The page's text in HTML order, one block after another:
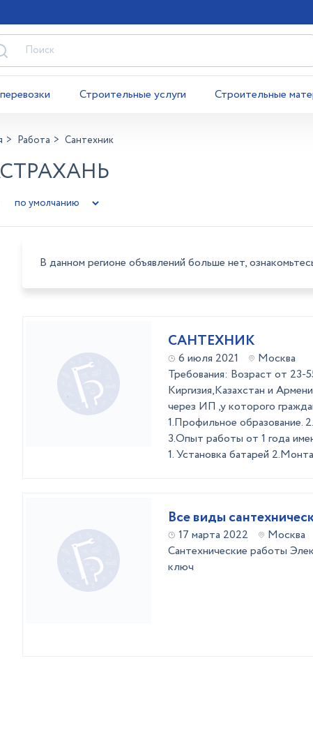
Строительные услуги Строительные
Работа Сантехник
В данном регионе объявлений больше нет,
САНТЕХНИК
6 июля 2021
Москва
Требования: Возраст от
Киргизия,Казахстан и
через ИП ,у которого
1.Профильное образование.
3.Опыт работы от 1 года
1. Установка батарей
Все виды
17 марта 2022
Москва
Сантехнические работы
ключ